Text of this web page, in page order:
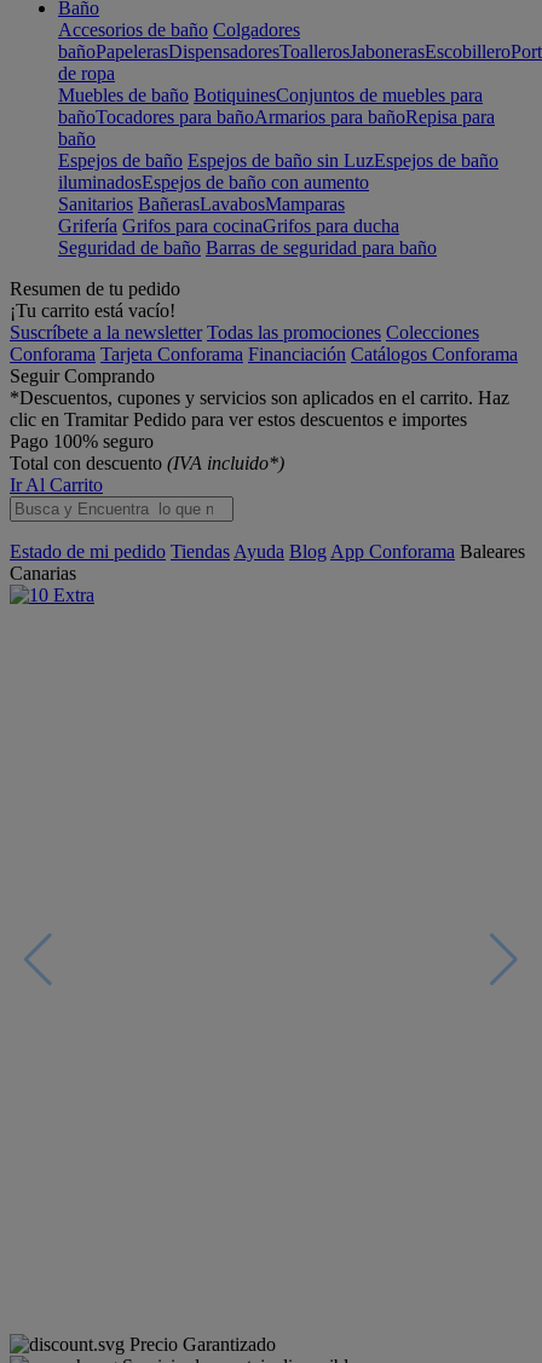
Baño
Accesorios de baño Colgadores
bañoPapelerasDispensadoresToallerosJabonerasEscobillero
de ropa
Muebles de baño BotiquinesConjuntos de muebles para
bañoTocadores para bañoArmarios para bañoRepisa para
baño
Espejos de baño Espejos de baño sin LuzEspejos de baño
iluminadosEspejos de baño con aumento
Sanitarios BañerasLavabosMamparas
Grifería Grifos para cocinaGrifos para ducha
Seguridad de baño Barras de seguridad para baño
Resumen de tu pedido
¡Tu carrito está vacío!
Suscríbete a la newsletter Todas las promociones Colecciones
Conforama Tarjeta Conforama Financiación Catálogos Conforama
Seguir Comprando
*Descuentos, cupones y servicios son aplicados en el carrito. Haz
clic en Tramitar Pedido para ver estos descuentos e importes
Pago 100% seguro
Total con descuento (IVA incluido*)
Ir Al Carrito
Estado de mi pedido Tiendas Ayuda Blog App Conforama Baleares
Canarias
Precio Garantizado